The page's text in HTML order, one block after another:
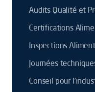
Audits Qualité et
Certifications
Inspections
Journées
Conseil pour